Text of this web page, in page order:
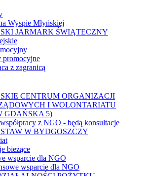
Wyspie Młyńskiej
JARMARK ŚWIĄTECZNY
promocyjne
z zagranicą
CENTRUM ORGANIZACJI
I WOLONTARIATU
GDAŃSKA 5)
z NGO - będą konsultacje
W BYDGOSZCZY
bieżące
wsparcie dla NGO
wsparcie dla NGO